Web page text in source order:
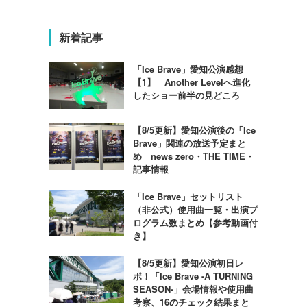
新着記事
「Ice Brave」愛知公演感想
【1】 Another Levelへ進化
したショー前半の見どころ
【8/5更新】愛知公演後の「Ice
Brave」関連の放送予定まと
め news zero・THE TIME・
記事情報
「Ice Brave」セットリスト
（非公式）使用曲一覧・出演プ
ログラム数まとめ【参考動画付
き】
【8/5更新】愛知公演初日レ
ポ！「Ice Brave -A TURNING
SEASON-」会場情報や使用曲
考察、16のチェック結果まと